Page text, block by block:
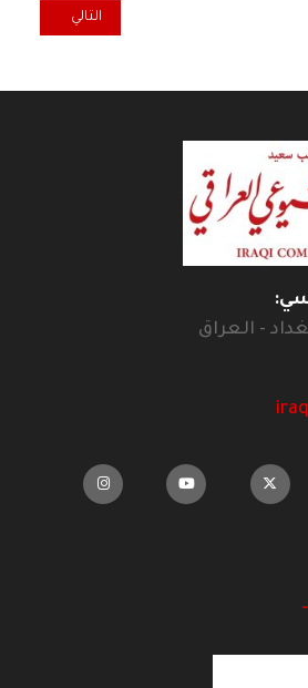
الموحدة الدنماركي يعقد مؤتمره السنوي
المقال التالي: بيان عاجل إلى
التالي
- العراق